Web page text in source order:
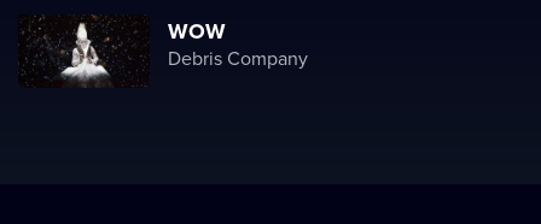
WOW
Debris Company